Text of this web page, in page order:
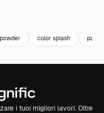
color splash party
i tuoi migliori lavori. Oltre